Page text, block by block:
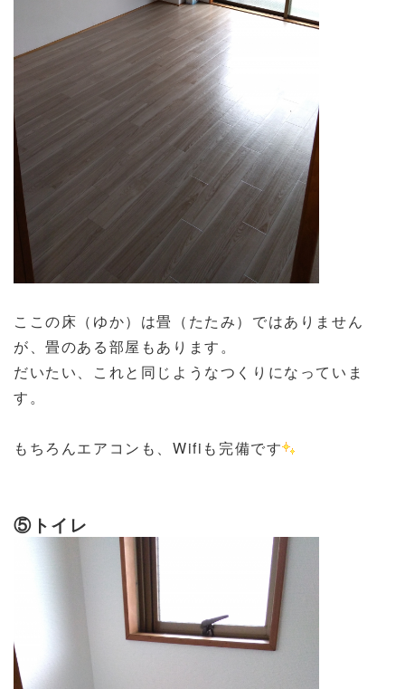
ここの床（ゆか）は畳（たたみ）ではありません
が、畳のある部屋もあります。
だいたい、これと同じようなつくりになっていま
す。
もちろんエアコンも、Wifiも完備です
⑤トイレ